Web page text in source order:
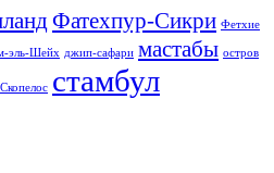
Фатехпур-Сикри Фетхие
эль-Шейх джип-сафари мастабы остров
стамбул